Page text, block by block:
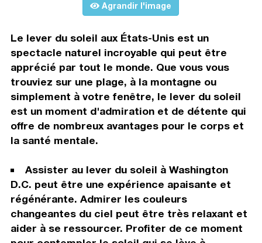
Agrandir l'image
Le lever du soleil aux États-Unis est un
spectacle naturel incroyable qui peut être
apprécié par tout le monde. Que vous vous
trouviez sur une plage, à la montagne ou
simplement à votre fenêtre, le lever du soleil
est un moment d'admiration et de détente qui
offre de nombreux avantages pour le corps et
la santé mentale.
Assister au lever du soleil à Washington
D.C. peut être une expérience apaisante et
régénérante. Admirer les couleurs
changeantes du ciel peut être très relaxant et
aider à se ressourcer. Profiter de ce moment